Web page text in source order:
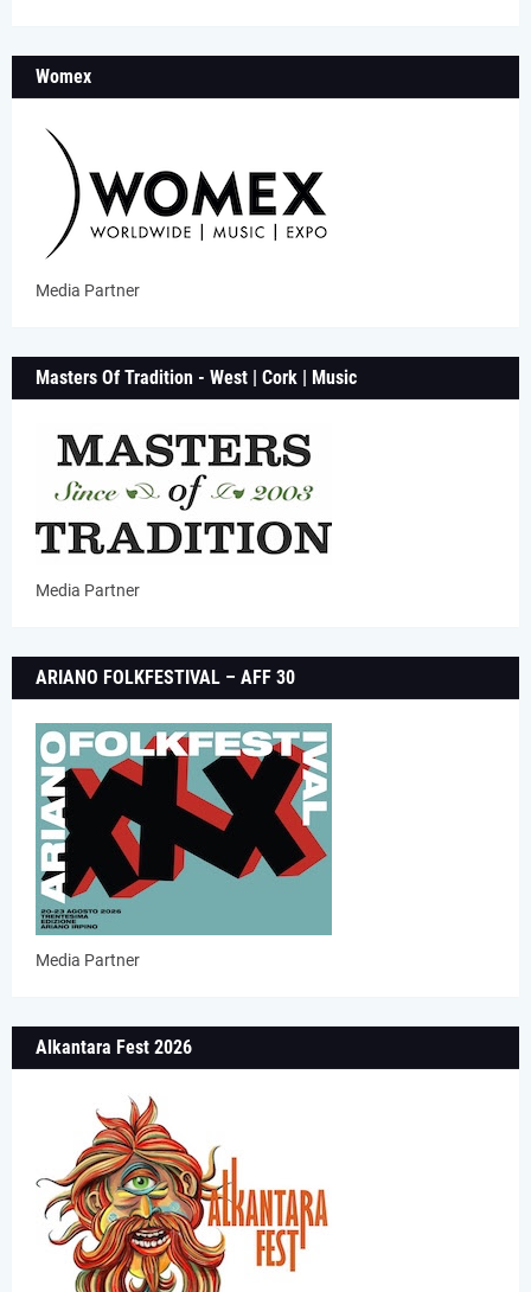
Womex
Media Partner
Masters Of Tradition - West | Cork | Music
Media Partner
ARIANO FOLKFESTIVAL – AFF 30
Media Partner
Alkantara Fest 2026